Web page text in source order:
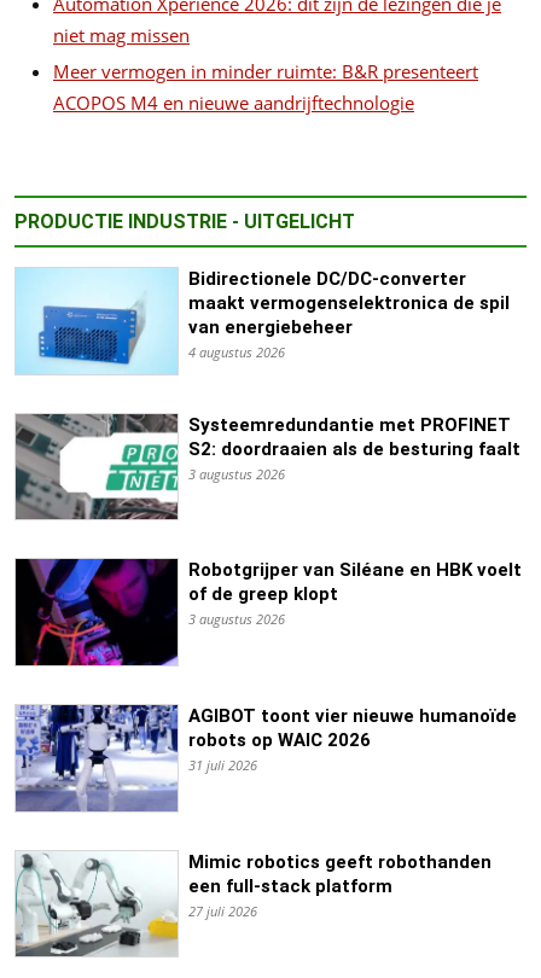
niet mag missen
Meer vermogen in minder ruimte: B&R presenteert
ACOPOS M4 en nieuwe aandrijftechnologie
PRODUCTIE INDUSTRIE - UITGELICHT
Bidirectionele DC/DC-converter
maakt vermogenselektronica de spil
van energiebeheer
4 augustus 2026
Systeemredundantie met PROFINET
S2: doordraaien als de besturing faalt
3 augustus 2026
Robotgrijper van Siléane en HBK voelt
of de greep klopt
3 augustus 2026
AGIBOT toont vier nieuwe humanoïde
robots op WAIC 2026
31 juli 2026
Mimic robotics geeft robothanden
een full-stack platform
27 juli 2026